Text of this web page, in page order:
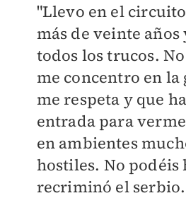
"Llevo en el
más de veinte años
todos los trucos.
me concentro en la
me respeta y que
entrada para
en ambientes
hostiles. No podéis
recriminó el serbio.